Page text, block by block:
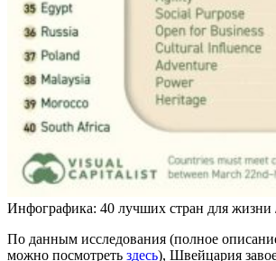
Инфографика: 40 лучших стран для жизни
По данным исследования (полное
можно посмотреть здесь), Швейцария